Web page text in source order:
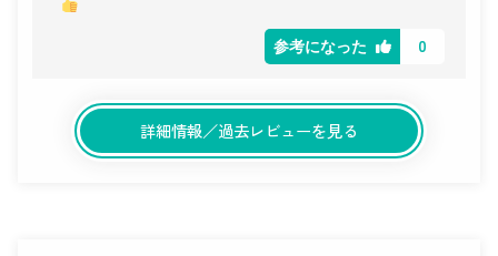
参考になった 0
詳細情報／過去レビューを見る